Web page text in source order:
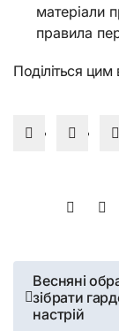
матеріали
правила
Поділіться
Навігація
записів
Весняні
зібрати
настрій